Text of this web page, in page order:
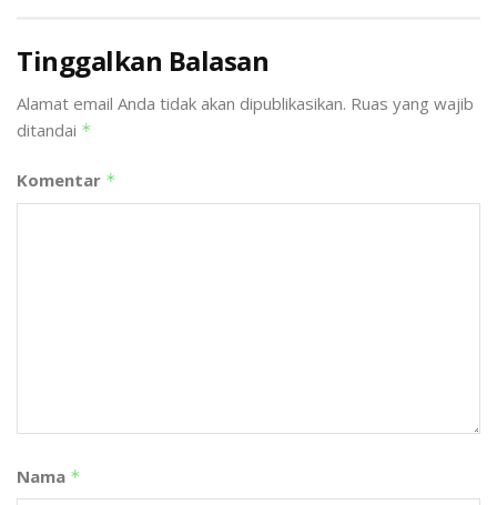
Tinggalkan Balasan
Alamat email Anda tidak akan dipublikasikan. Ruas yang wajib
ditandai *
Komentar *
Nama *